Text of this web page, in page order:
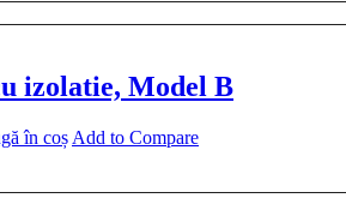
izolatie, Model B
în coș Add to Compare